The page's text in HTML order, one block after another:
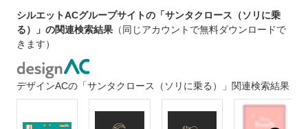
シルエットACグループサイトの「サンタクロース（ソリに乗
る）」の関連検索結果 （同じアカウントで無料ダウンロードで
きます）
デザインACの「サンタクロース（ソリに乗る）」関連検索結果